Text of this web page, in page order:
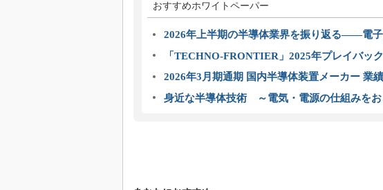
おすすめホワイトペーパー
2026年上半期の半導体業界を振り返る――電
「TECHNO-FRONTIER」2025年プレイバック
2026年3月期通期 国内半導体装置メーカー 業
身近な半導体技術 ～電気・電源の仕組みをお